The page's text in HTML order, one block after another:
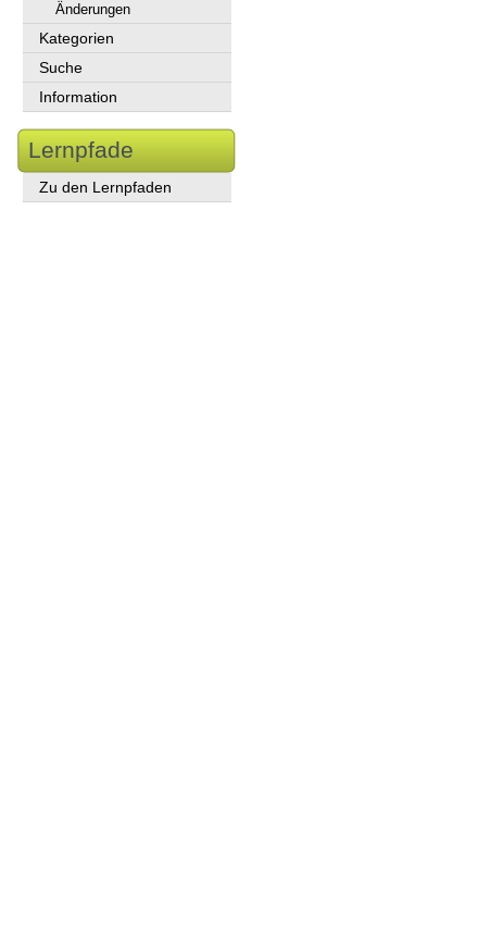
Änderungen
Kategorien
Suche
Information
Lernpfade
Zu den Lernpfaden